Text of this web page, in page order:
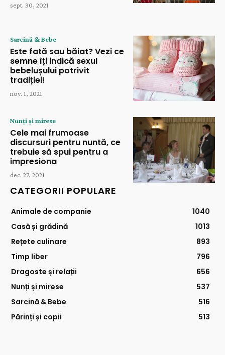
sept. 30, 2021
Sarcină & Bebe
Este fată sau băiat? Vezi ce
semne îți indică sexul
bebelușului potrivit
tradiției!
nov. 1, 2021
Nunți și mirese
Cele mai frumoase
discursuri pentru nuntă, ce
trebuie să spui pentru a
impresiona
dec. 27, 2021
CATEGORII POPULARE
Animale de companie
1040
Casă și grădină
1013
Rețete culinare
893
Timp liber
796
Dragoste și relații
656
Nunți și mirese
537
Sarcină & Bebe
516
Părinți și copii
513